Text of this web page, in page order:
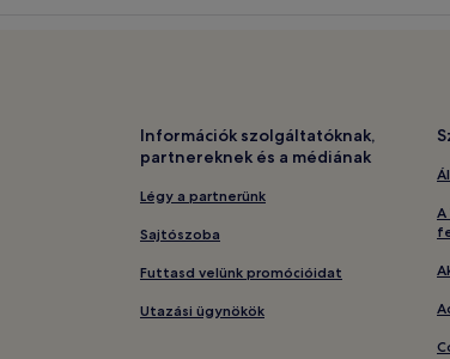
Információk szolgáltatóknak,
partnereknek és a médiának
Légy a partnerünk
Sajtószoba
Futtasd velünk promócióidat
Utazási ügynökök
A